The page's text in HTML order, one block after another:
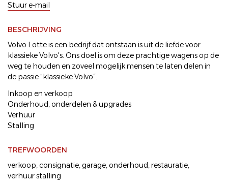
Stuur e-mail
BESCHRIJVING
Volvo Lotte is een bedrijf dat ontstaan is uit de liefde voor
klassieke Volvo's. Ons doel is om deze prachtige wagens op de
weg te houden en zoveel mogelijk mensen te laten delen in
de passie “klassieke Volvo”.
Inkoop en verkoop
Onderhoud, onderdelen & upgrades
Verhuur
Stalling
TREFWOORDEN
verkoop, consignatie,garage,onderhoud,restauratie,
verhuur stalling